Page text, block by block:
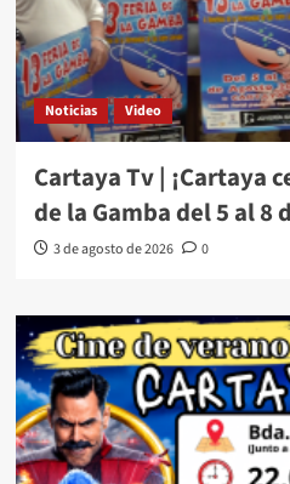
Noticias Video
Cartaya Tv | ¡Cartaya
de la Gamba del 5 al 8
3 de agosto de 2026 0